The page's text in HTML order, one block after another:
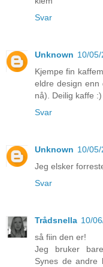
Svar
Unknown 10/05/
Kjempe fin
eldre design
nå). Deilig kaffe :)
Svar
Unknown 10/05/
Jeg elsker
Svar
Trådsnella 10/
så fiin den er!
Jeg bruker
Synes de andre